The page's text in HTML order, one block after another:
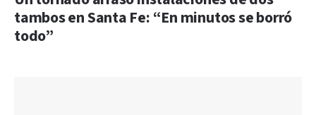
tambos en Santa Fe: “En minutos se borró
todo”